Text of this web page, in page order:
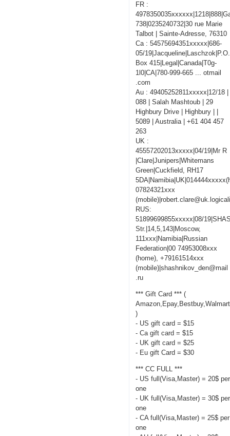
FR :
738|0235240732|30 rue Marie
Talbot | Sainte-Adresse, 76310
Ca : 54575694351xxxxx|686-
05/19|Jacqueline|Laschzok|P.O.
Box 415|Legal|Canada|T0g-
1l0|CA|780-999-665 ... otmail
.com
Au : 49405252811xxxxx|12/18 |
088 | Salah Mashtoub | 29
Highbury Drive | Highbury | |
5089 | Australia | +61 404 457
263
UK :
45557202013xxxxx|04/19|Mr R
|Clare|Junipers|Whitemans
Green|Cuckfield, RH17
07824321xxx
RUS:
51899699855xxxxx|08/
Str.|14,5,143|Moscow,
111xxx|Namibia|Russian
Federation|00 74953008xxx
(home), +79161514xxx
(mobile)|shashnikov_den@mail
.ru
*** Gift Card *** (
)
- US gift card = $15
- Ca gift card = $15
- UK gift card = $25
- Eu gift Card = $30
*** CC FULL ***
- US full(Visa,Master) = 20$ per
one
- UK full(Visa,Master) = 30$ per
one
- CA full(Visa,Master) = 25$ per
one